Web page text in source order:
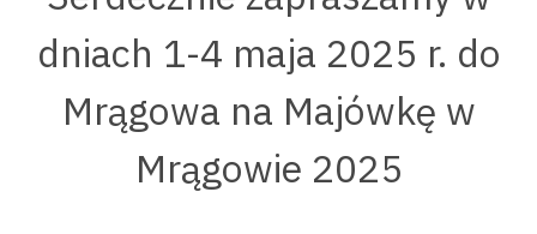
dniach 1-4 maja 2025 r. do
Mrągowa na Majówkę w
Mrągowie 2025